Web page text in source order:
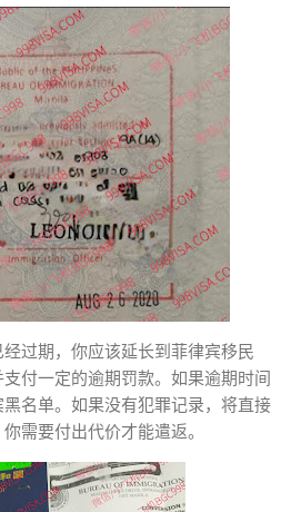
过期，你应该延长到菲律宾移民
付一定的逾期罚款。如果逾期时间
名单。如果没有犯罪记录，将直接
需要付出代价才能遣返。